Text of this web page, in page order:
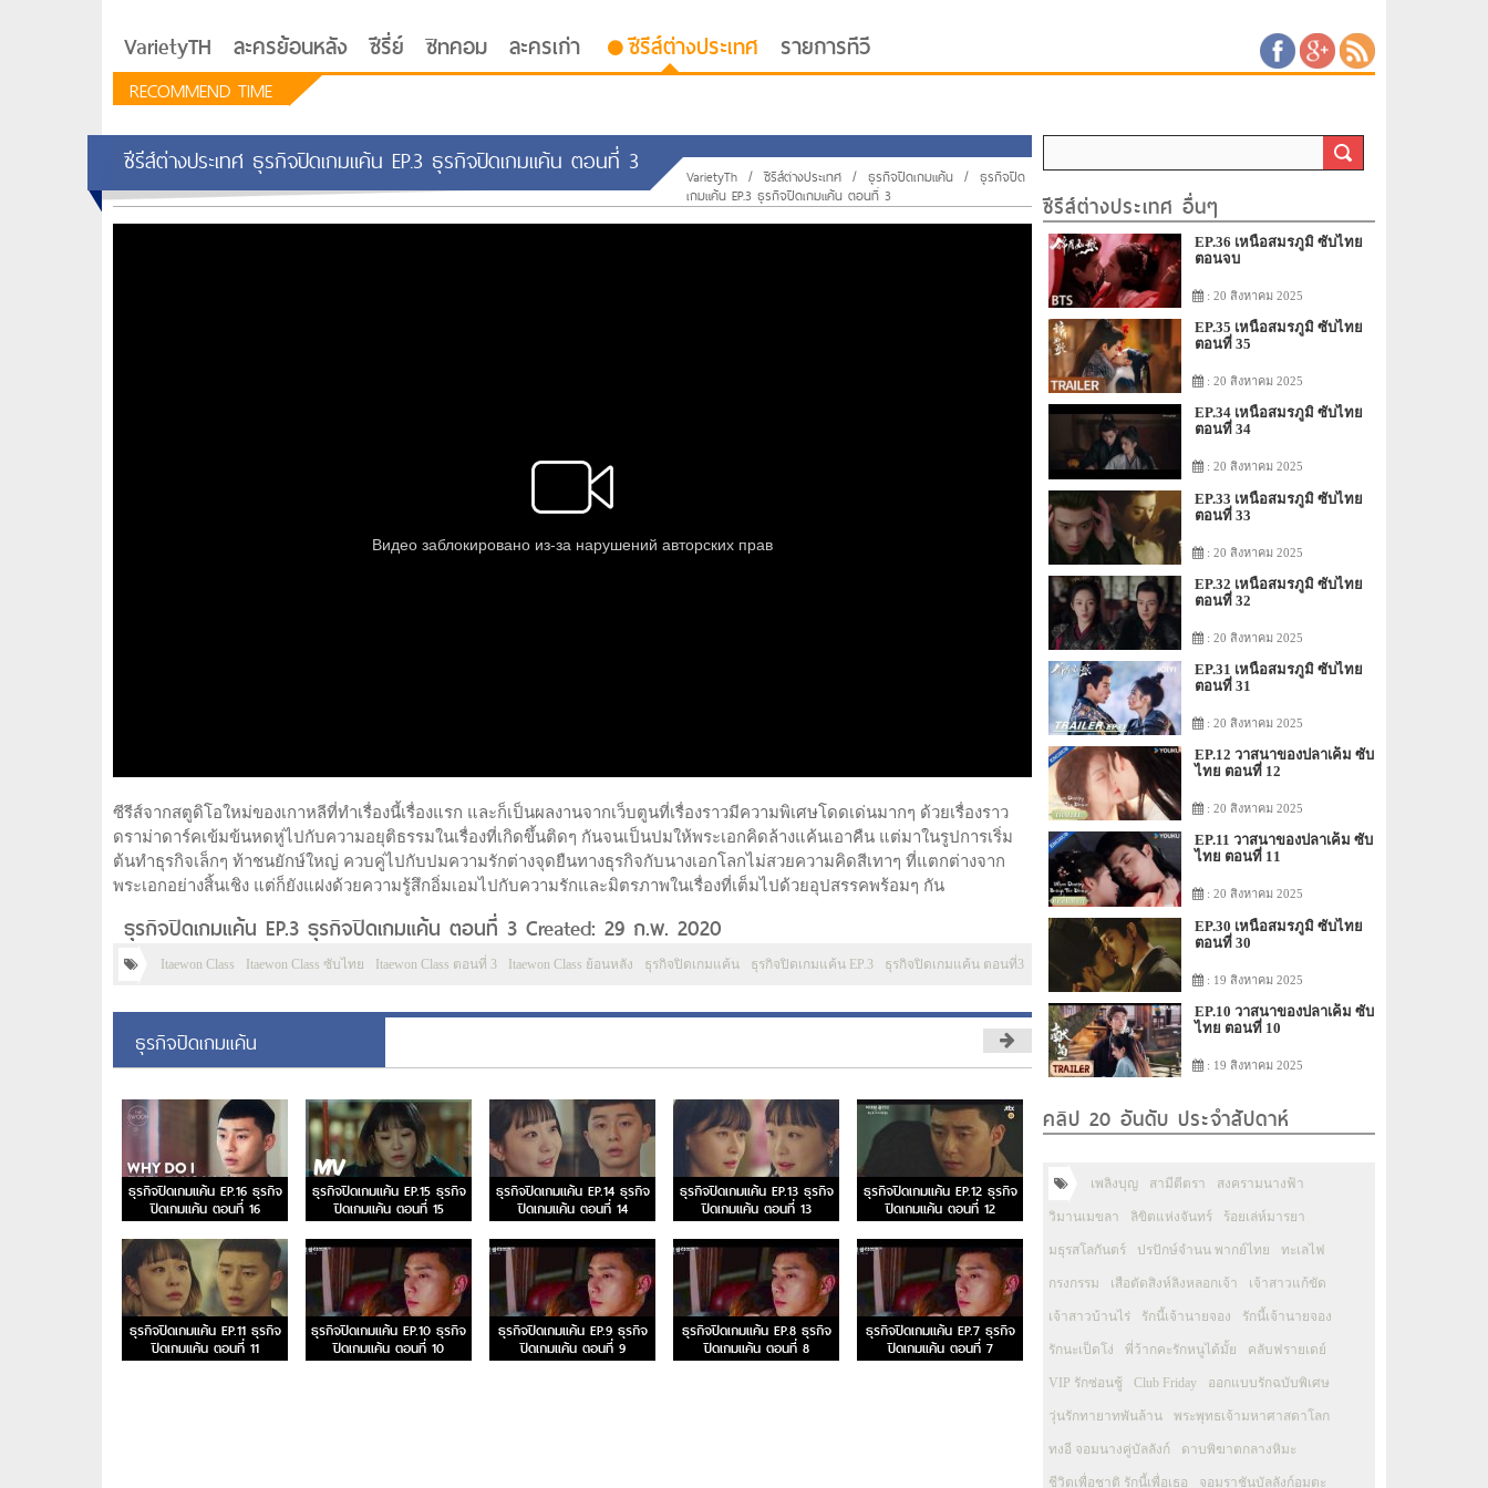
VarietyTH ละครย้อนหลัง ซีรี่ย์ ซิทคอม ละครเก่า ซีรีส์ต่างประเทศ รายการทีวี
RECOMMEND TIME
ซีรีส์ต่างประเทศ ธุรกิจปิดเกมแค้น EP.3 ธุรกิจปิดเกมแค้น ตอนที่ 3 VarietyTh / ซีรีส์ต่างประเทศ / ธุรกิจปิดเกมแค้น / ธุรกิจปิด
เกมแค้น EP.3 ธุรกิจปิดเกมแค้น ตอนที่ 3
ซีรีส์จากสตูดิโอใหม่ของเกาหลีที่ทำเรื่องนี้เรื่องแรก และก็เป็นผลงานจากเว็บตูนที่เรื่องราวมีความพิเศษโดดเด่นมากๆ ด้วยเรื่องราว
ดราม่าดาร์คเข้มข้นหดหู่ไปกับความอยุติธรรมในเรื่องที่เกิดขึ้นติดๆ กันจนเป็นปมให้พระเอกคิดล้างแค้นเอาคืน แต่มาในรูปการเริ่ม
ต้นทำธุรกิจเล็กๆ ท้าชนยักษ์ใหญ่ ควบคู่ไปกับปมความรักต่างจุดยืนทางธุรกิจกับนางเอกโลกไม่สวยความคิดสีเทาๆ ที่แตกต่างจาก
พระเอกอย่างสิ้นเชิง แต่ก็ยังแฝงด้วยความรู้สึกอิ่มเอมไปกับความรักและมิตรภาพในเรื่องที่เต็มไปด้วยอุปสรรคพร้อมๆ กัน
ธุรกิจปิดเกมแค้น EP.3 ธุรกิจปิดเกมแค้น ตอนที่ 3 Created: 29 ก.พ. 2020
Itaewon Class Itaewon Class ซับไทย Itaewon Class ตอนที่ 3 Itaewon Class ย้อนหลัง ธุรกิจปิดเกมแค้น ธุรกิจปิดเกมแค้น EP.3 ธุรกิจปิดเกมแค้น ตอนที่3
ธุรกิจปิดเกมแค้น
ธุรกิจปิดเกมแค้น EP.16 ธุรกิจ
ปิดเกมแค้น ตอนที่ 16
ธุรกิจปิดเกมแค้น EP.15 ธุรกิจ
ปิดเกมแค้น ตอนที่ 15
ธุรกิจปิดเกมแค้น EP.14 ธุรกิจ
ปิดเกมแค้น ตอนที่ 14
ธุรกิจปิดเกมแค้น EP.13 ธุรกิจ
ปิดเกมแค้น ตอนที่ 13
ธุรกิจปิดเกมแค้น EP.12 ธุรกิจ
ปิดเกมแค้น ตอนที่ 12
ธุรกิจปิดเกมแค้น EP.11 ธุรกิจ
ปิดเกมแค้น ตอนที่ 11
ธุรกิจปิดเกมแค้น EP.10 ธุรกิจ
ปิดเกมแค้น ตอนที่ 10
ธุรกิจปิดเกมแค้น EP.9 ธุรกิจ
ปิดเกมแค้น ตอนที่ 9
ธุรกิจปิดเกมแค้น EP.8 ธุรกิจ
ปิดเกมแค้น ตอนที่ 8
ธุรกิจปิดเกมแค้น EP.7 ธุรกิจ
ปิดเกมแค้น ตอนที่ 7
ซีรีส์ต่างประเทศ อื่นๆ
EP.36 เหนือสมรภูมิ ซับไทย
ตอนจบ
: 20 สิงหาคม 2025
EP.35 เหนือสมรภูมิ ซับไทย
ตอนที่ 35
: 20 สิงหาคม 2025
EP.34 เหนือสมรภูมิ ซับไทย
ตอนที่ 34
: 20 สิงหาคม 2025
EP.33 เหนือสมรภูมิ ซับไทย
ตอนที่ 33
: 20 สิงหาคม 2025
EP.32 เหนือสมรภูมิ ซับไทย
ตอนที่ 32
: 20 สิงหาคม 2025
EP.31 เหนือสมรภูมิ ซับไทย
ตอนที่ 31
: 20 สิงหาคม 2025
EP.12 วาสนาของปลาเค็ม ซับ
ไทย ตอนที่ 12
: 20 สิงหาคม 2025
EP.11 วาสนาของปลาเค็ม ซับ
ไทย ตอนที่ 11
: 20 สิงหาคม 2025
EP.30 เหนือสมรภูมิ ซับไทย
ตอนที่ 30
: 19 สิงหาคม 2025
EP.10 วาสนาของปลาเค็ม ซับ
ไทย ตอนที่ 10
: 19 สิงหาคม 2025
คลิป 20 อันดับ ประจำสัปดาห์
เพลิงบุญ สามีตีตรา สงครามนางฟ้า
วิมานเมขลา ลิขิตแห่งจันทร์ ร้อยเล่ห์มารยา
มธุรสโลกันตร์ ปรปักษ์จำนน พากย์ไทย ทะเลไฟ
กรงกรรม เสือตัดสิงห์ลิงหลอกเจ้า เจ้าสาวแก้ขัด
เจ้าสาวบ้านไร่ รักนี้เจ้านายจอง รักนี้เจ้านายจอง
รักนะเป็ดโง่ พี่ว้ากคะรักหนูได้มั้ย คลับฟรายเดย์
VIP รักซ่อนชู้ Club Friday ออกแบบรักฉบับพิเศษ
วุ่นรักทายาทพันล้าน พระพุทธเจ้ามหาศาสดาโลก
ทงอี จอมนางคู่บัลลังก์ ดาบพิฆาตกลางหิมะ
ชีวิตเพื่อชาติ รักนี้เพื่อเธอ จอมราชันบัลลังก์อมตะ